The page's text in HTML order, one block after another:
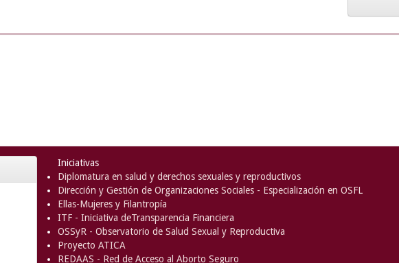
Iniciativas
Diplomatura en salud y derechos sexuales y reproductivos
Dirección y Gestión de Organizaciones Sociales - Especialización en OSFL
Ellas-Mujeres y Filantropía
ITF - Iniciativa deTransparencia Financiera
OSSyR - Observatorio de Salud Sexual y Reproductiva
Proyecto ATICA
REDAAS - Red de Acceso al Aborto Seguro